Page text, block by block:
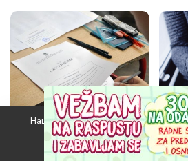
Дежураћу ја, господине
министре
није)
Наш вебсајт користи колачиће да
Прихватам